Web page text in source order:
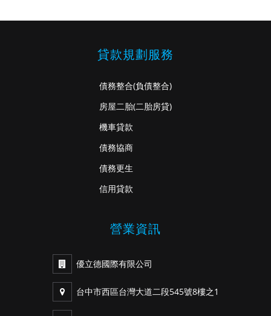
貸款規劃服務
債務整合(負債整合)
房屋二胎(二胎房貸)
機車貸款
債務協商
債務更生
信用貸款
營業資訊
優立德國際有限公司
台中市西區台灣大道二段545號8樓之1